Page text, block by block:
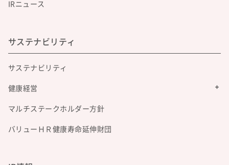
IRニュース
サステナビリティ
サステナビリティ
健康経営
マルチステークホルダー方針
バリューＨＲ健康寿命延伸財団